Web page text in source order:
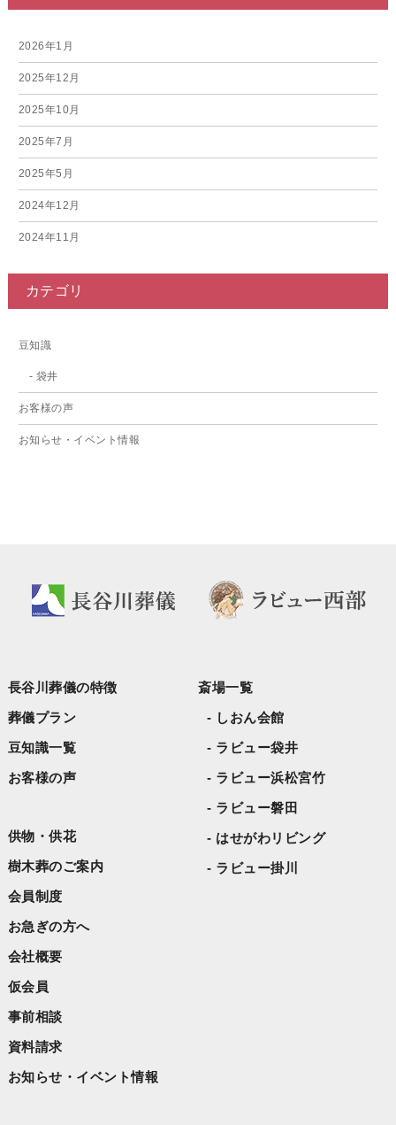
2026年1月
2025年12月
2025年10月
2025年7月
2025年5月
2024年12月
2024年11月
2024年9月
2024年3月
2024年2月
2023年8月
2023年6月
2023年4月
2023年3月
2023年2月
2023年1月
2021年10月
カテゴリ
豆知識
袋井
お客様の声
お知らせ・イベント情報
長谷川葬儀の特徴
葬儀プラン
豆知識一覧
お客様の声
斎場一覧
しおん会館
ラビュー袋井
ラビュー浜松宮竹
ラビュー磐田
はせがわリビング
ラビュー掛川
供物・供花
樹木葬のご案内
会員制度
お急ぎの方へ
会社概要
仮会員
事前相談
資料請求
お知らせ・イベント情報